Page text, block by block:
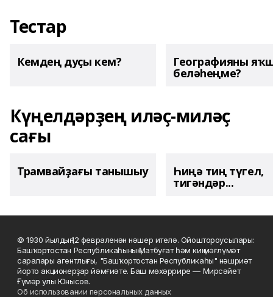
Тестар
Кемдең дуҫы кем? Географияны
беләһеңме?
Күңелдәрҙең иләҫ-миләҫ
сағы
Трамвайҙағы танышыу Һиңә тиң түгел,
тигәндәр...
© 1930 йылдың 12 февраленән нәшер ителә. Ойоштороусылары:
Башҡортостан Республикаһының Матбуғат һәм киң мәғлүмәт
саралары агентлығы, "Башҡортостан Республикаһы" нәшриәт
йорто акционерҙар йәмғиәте. Баш мөхәррире — Мирсәйет
Ғүмәр улы Юнысов.
Об использовании персональных данных